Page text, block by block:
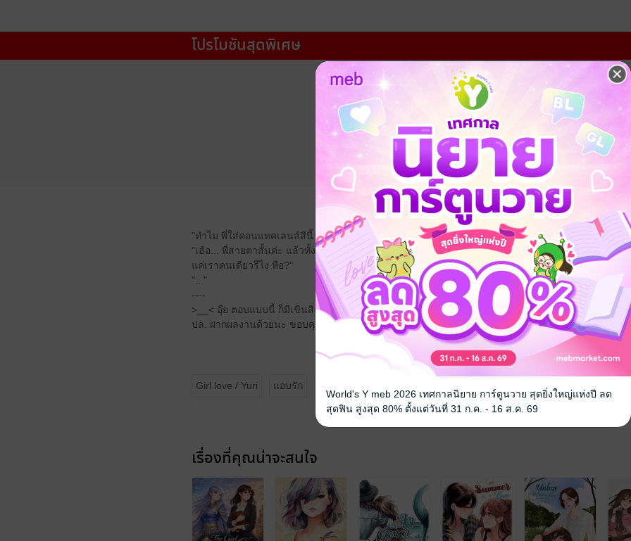
โปรโมชันสุดพิเศษ
ลด
34%
จากราคาปก 109 บาท
เหลือเพียง 71 บาท
"ทำไม พี่ใส่คอนแทคเลนส์สีนี้ พี่ชอบเขามากเลยเหรอ อยากเป็นเหมือนเขา ขนาดนั้นเลย?"
"เฮ้อ... พี่สายตาสั้นค่ะ แล้วทั้งร้าน มันก็เหลือแค่สีนี้ สีเดียว ส่วนไอดอลคนนั้น พี่ชอบเพราะเขาเก่ง ขยัน
แค่เราคนเดียวรึไง หือ?"
"..."
----
>__< อุ๊ย ตอบแบบนี้ ก็มีเขินสิคะ
ปล. ฝากผลงานด้วยนะ ขอบคุณค่ะ
Girl love / Yuri แอบรัก
เรื่องที่คุณน่าจะสนใจ
World's Y meb 2026 เทศกาลนิยาย การ์ตูนวาย สุดยิ่งใหญ่แห่งปี ลด
สุดฟิน สูงสุด 80% ตั้งแต่วันที่ 31 ก.ค. - 16 ส.ค. 69